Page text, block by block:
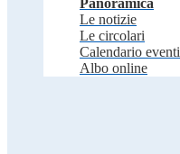
Panoramica
Le notizie
Le circolari
Calendario eventi
Albo online